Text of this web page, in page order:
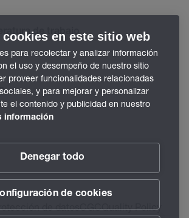
de trabajo
de datosCGCQuality Policy
cookies en este sitio web
para recolectar y analizar información
el uso y desempeño de nuestro sitio
proveer funcionalidades relacionadas
y para mejorar y personalizar
el contenido y publicidad en nuestro
información
Denegar todo
de cookies